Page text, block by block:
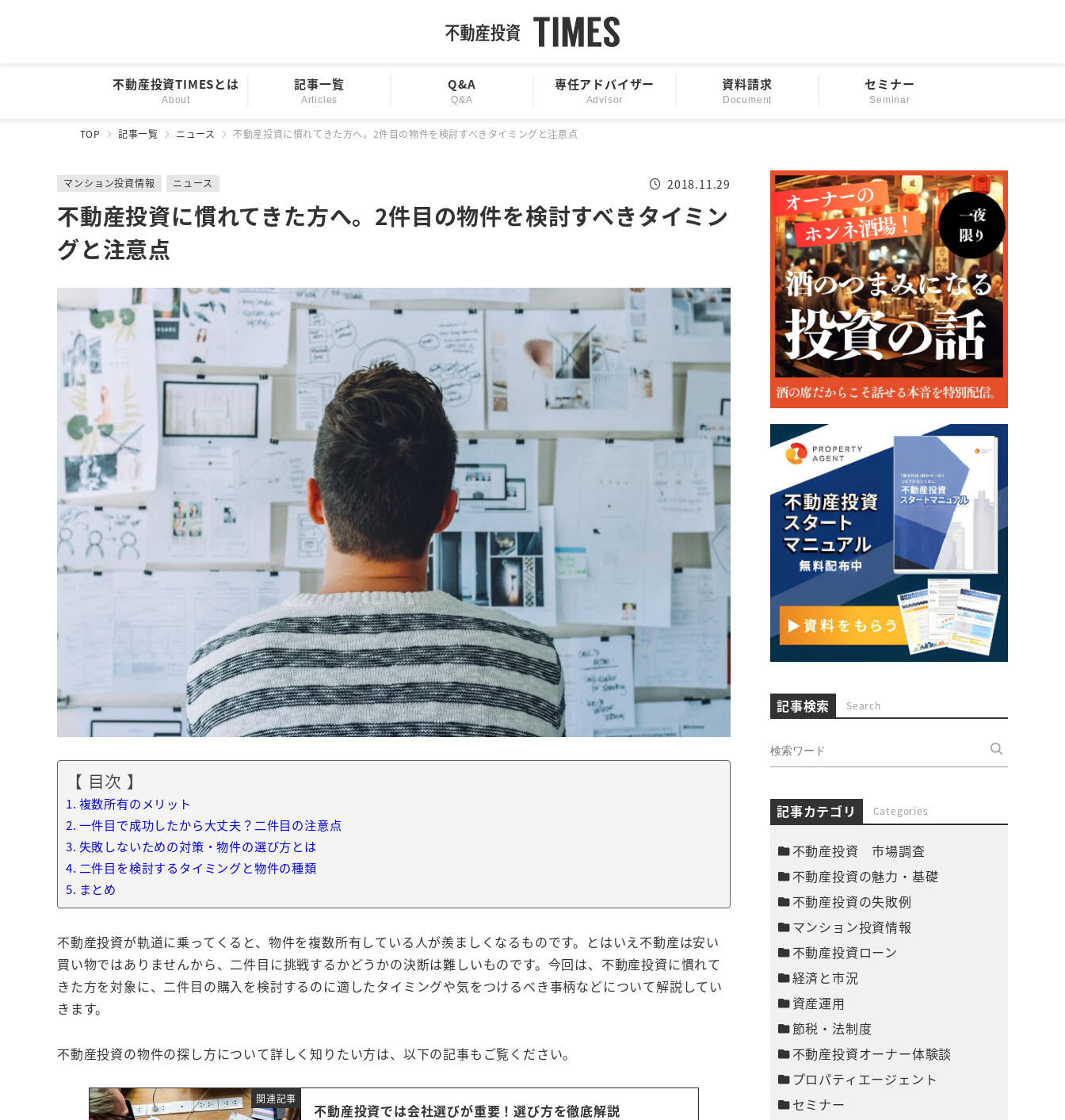
不動産投資TIMESとは
About
記事一覧
Articles
Q&A
Q&A
専任アドバイザー
Advisor
資料請求
Document
セミナー
Seminar
TOP 記事一覧 ニュース 不動産投資に慣れてきた方へ。2件目の物件を検討すべきタイミングと注意点
マンション投資情報 ニュース 2018.11.29
不動産投資に慣れてきた方へ。2件目の物件を検討すべきタイミン
グと注意点
【 目次 】
複数所有のメリット
一件目で成功したから大丈夫？二件目の注意点
失敗しないための対策・物件の選び方とは
二件目を検討するタイミングと物件の種類
まとめ
不動産投資が軌道に乗ってくると、物件を複数所有している人が羨ましくなるものです。とはいえ不動産は安い
買い物ではありませんから、二件目に挑戦するかどうかの決断は難しいものです。今回は、不動産投資に慣れて
きた方を対象に、二件目の購入を検討するのに適したタイミングや気をつけるべき事柄などについて解説してい
きます。
不動産投資の物件の探し方について詳しく知りたい方は、以下の記事もご覧ください。
関連記事
不動産投資では会社選びが重要！選び方を徹底解説
記事検索 Search
記事カテゴリ Categories
不動産投資 市場調査
不動産投資の魅力・基礎
不動産投資の失敗例
マンション投資情報
不動産投資ローン
経済と市況
資産運用
節税・法制度
不動産投資オーナー体験談
プロパティエージェント
セミナー